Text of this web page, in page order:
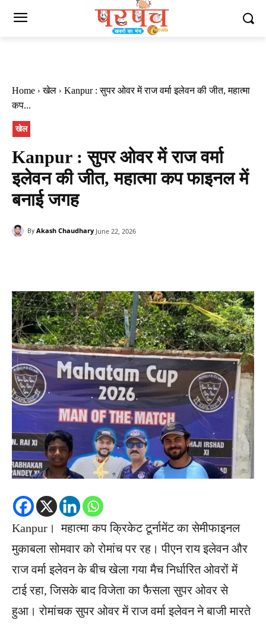
Home खेल
Kanpur : सुपर ओवर में राज वर्मा इलेवन की जीत, महात्मा
कप...
खेल
Kanpur : सुपर ओवर में राज वर्मा
इलेवन की जीत, महात्मा कप फाइनल में
बनाई जगह
By Akash Chaudhary June 22, 2026
Kanpur। महात्मा कप क्रिकेट टूर्नामेंट का सेमीफाइनल
मुकाबला सोमवार को रोमांच पर रह। पीएन राय इलेवन और
राज वर्मा इलेवन के बीच खेला गया मैच निर्धारित ओवरों में
टाई रहा, जिसके बाद विजेता का फैसला सुपर ओवर से
हुआ। रोमांचक सुपर ओवर में राज वर्मा इलेवन ने बाजी मारते